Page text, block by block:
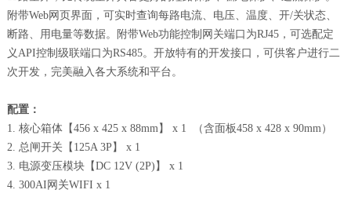
附带Web网页界面，可实时查询每路电流、电压、温度、开/关状态、
断路、用电量等数据。附带Web功能控制网关端口为RJ45，可选配定
义API控制级联端口为RS485。开放特有的开发接口，可供客户进行二
次开发，完美融入各大系统和平台。
配置：
1. 核心箱体【456 x 425 x 88mm】 x 1 （含面板458 x 428 x 90mm）
2. 总闸开关【125A 3P】 x 1
3. 电源变压模块【DC 12V (2P)】 x 1
4. 300AI网关WIFI x 1